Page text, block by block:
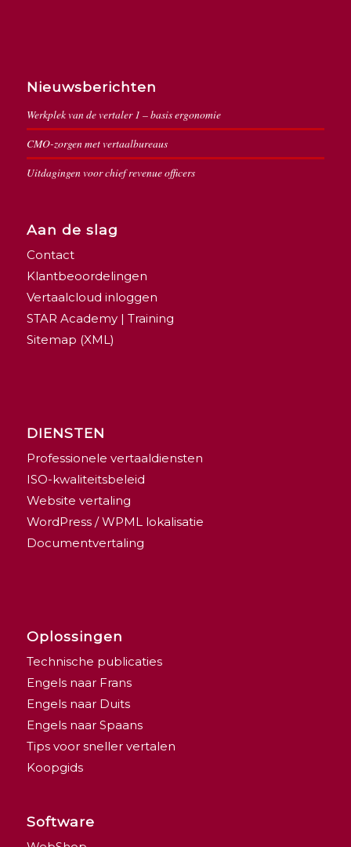
Nieuwsberichten
Werkplek van de vertaler 1 – basis ergonomie
CMO-zorgen met vertaalbureaus
Uitdagingen voor chief revenue officers
Aan de slag
Contact
Klantbeoordelingen
Vertaalcloud inloggen
STAR Academy | Training
Sitemap (XML)
DIENSTEN
Professionele vertaaldiensten
ISO-kwaliteitsbeleid
Website vertaling
WordPress / WPML lokalisatie
Documentvertaling
Oplossingen
Technische publicaties
Engels naar Frans
Engels naar Duits
Engels naar Spaans
Tips voor sneller vertalen
Koopgids
Software